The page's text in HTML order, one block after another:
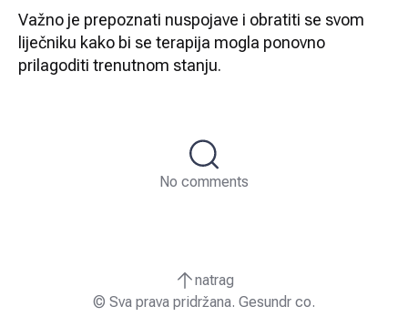
Važno je prepoznati nuspojave i obratiti se svom
liječniku kako bi se terapija mogla ponovno
prilagoditi trenutnom stanju.
No comments
natrag
© Sva prava pridržana. Gesundr co.